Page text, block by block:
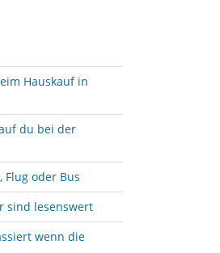
Hauskauf in
du bei der
Flug oder Bus
sind lesenswert
wenn die